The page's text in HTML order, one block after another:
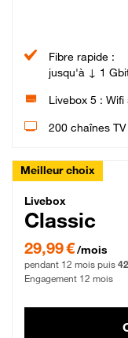
Fibre rapide :
jusqu'à ↓ 1
Livebox 5 : Wifi
200 chaînes
Meilleur choix
Livebox
Livebox
Classic
29,99 € par mois
29,99 €/mois
pendant 12 mois puis
Engagement 12 mois